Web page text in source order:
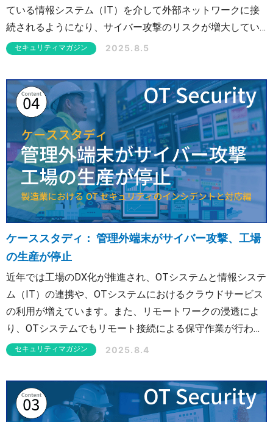
ている情報システム（IT）を介して外部ネットワークに接
続されるようになり、サイバー攻撃のリスクが増大してい
ます。OTシステムがサイバー攻撃を受けた場合の被害は甚
ものが重大なダメージを受ける可能性もあります。 本コラ
ムでは、OTシステムにどのようなセキュリティリスクがあ
るのか詳しく解説します。その上で、OTセキュリティ対策
を何から始めたらいいかわからないとお悩みの方向けに、
今すぐWebで実施できるOTセキュリティ簡易診断について
紹介します。
セキュリティマガジン 2025.8.5
ケーススタディ： 管理外端末がサイバー攻撃、工場
の生産が停止
近年では工場のDX化が推進され、OTシステムと情報システ
ム（IT）の連携や、OTシステムにおけるクラウドサービス
の利用が増えています。また、リモートワークの浸透によ
り、OTシステムでもリモート接続による保守作業が行われ
るようになりました。このように、OT環境が外部に向けて
のリスクが増大しています。しかし、ITセキュリティ対策
と比較すると、OTセキュリティ対策は進んでいない企業が
多いのが実情です。
セキュリティマガジン 2025.8.4